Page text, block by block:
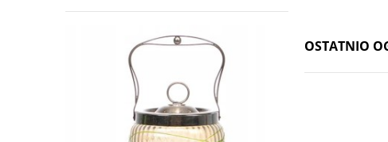
OSTATNIO